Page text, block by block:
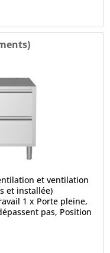
et ventilation
et installée)
1 x Porte pleine,
pas, Position